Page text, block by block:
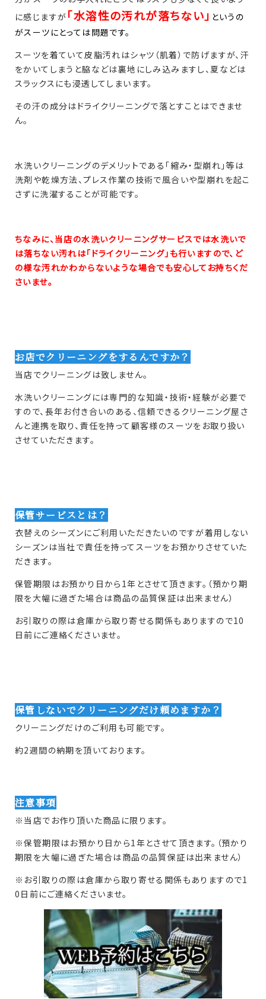
に感じますが 「水溶性の汚れが落ちない」 というの
がスーツにとっては問題です。
スーツを着ていて皮脂汚れはシャツ（肌着）で防げますが、汗
をかいてしまうと脇などは裏地にしみ込みますし、夏などは
スラックスにも浸透してしまいます。
その汗の成分はドライクリーニングで落とすことはできませ
ん。
水洗いクリーニングのデメリットである「縮み・型崩れ」等は
洗剤や乾燥方法、プレス作業の技術で風合いや型崩れを起こ
さずに洗濯することが可能です。
ちなみに、当店の水洗いクリーニングサービスでは水洗いで
は落ちない汚れは「ドライクリーニング」も行いますので、ど
の様な汚れかわからないような場合でも安心してお持ちくだ
さいませ。
お店でクリーニングをするんですか？
当店でクリーニングは致しません。
水洗いクリーニングには専門的な知識・技術・経験が必要で
すので、長年お付き合いのある、信頼できるクリーニング屋さ
んと連携を取り、責任を持って顧客様のスーツをお取り扱い
させていただきます。
保管サービスとは？
衣替えのシーズンにご利用いただきたいのですが着用しない
シーズンは当社で責任を持ってスーツをお預かりさせていた
だきます。
保管期限はお預かり日から1年とさせて頂きます。（預かり期
限を大幅に過ぎた場合は商品の品質保証は出来ません）
お引取りの際は倉庫から取り寄せる関係もありますので10
日前にご連絡くださいませ。
保管しないでクリーニングだけ頼めますか？
クリーニングだけのご利用も可能です。
約2週間の納期を頂いております。
注意事項
※当店でお作り頂いた商品に限ります。
※保管期限はお預かり日から1年とさせて頂きます。（預かり
期限を大幅に過ぎた場合は商品の品質保証は出来ません）
※お引取りの際は倉庫から取り寄せる関係もありますので1
0日前にご連絡くださいませ。